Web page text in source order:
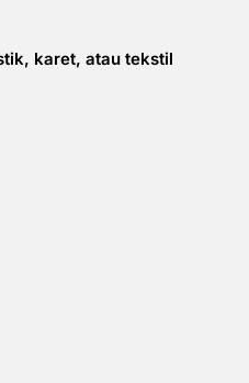
karet, atau tekstil